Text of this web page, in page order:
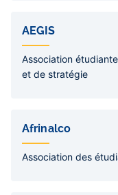
AEGIS
Association
et de stratégie
Afrinalco
Association des